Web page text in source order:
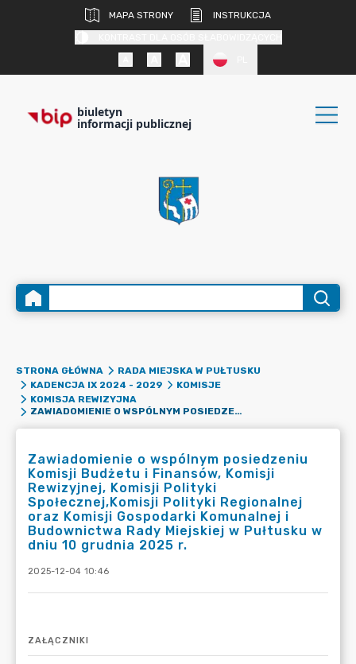
MAPA STRONY
INSTRUKCJA
biuletyn
informacji publicznej
STRONA GŁÓWNA
RADA MIEJSKA W PUŁTUSKU
KADENCJA IX 2024 - 2029
KOMISJE
KOMISJA REWIZYJNA
ZAWIADOMIENIE O WSPÓLNYM POSIEDZENIU KOMISJI BUDŻETU I FINANSÓW, KOMISJI REWIZYJNEJ, KOMISJI POLITYKI SPOŁECZNEJ,KOMISJI POLITYKI REGIONALNEJ ORAZ KOMISJI GOSPODARKI KOMUNALNEJ I BUDOWNICTWA RADY MIEJSKIEJ W PUŁTUSKU W DNIU 10 GRUDNIA 2025 R.
Zawiadomienie o wspólnym posiedzeniu
Komisji Budżetu i Finansów, Komisji
Rewizyjnej, Komisji Polityki
Społecznej,Komisji Polityki Regionalnej
oraz Komisji Gospodarki Komunalnej i
Budownictwa Rady Miejskiej w Pułtusku w
dniu 10 grudnia 2025 r.
2025-12-04 10:46
ZAŁĄCZNIKI